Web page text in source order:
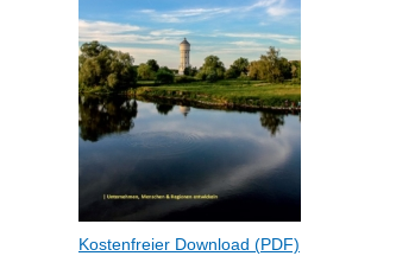
Kostenfreier Download (PDF)